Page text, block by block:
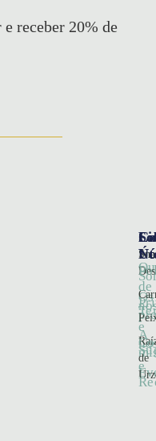
receber 20% de
Os
A
de
de
e
e